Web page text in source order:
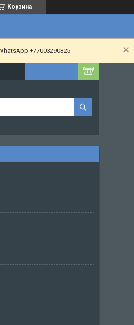
Корзина
+77003290325